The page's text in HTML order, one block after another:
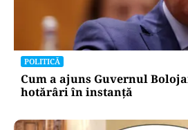
CULTURĂ
Dileme lingvistice:
„persoana care are relații
acelora dintre soți”.